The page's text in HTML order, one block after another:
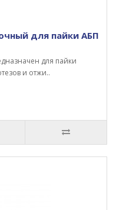
для пайки АБП
для пайки
и отжи..